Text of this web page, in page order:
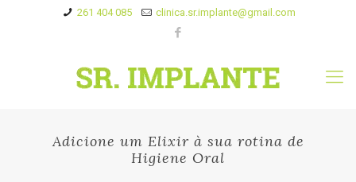
261 404 085 clinica.sr.implante@gmail.com
Adicione um Elixir à sua rotina de
Higiene Oral